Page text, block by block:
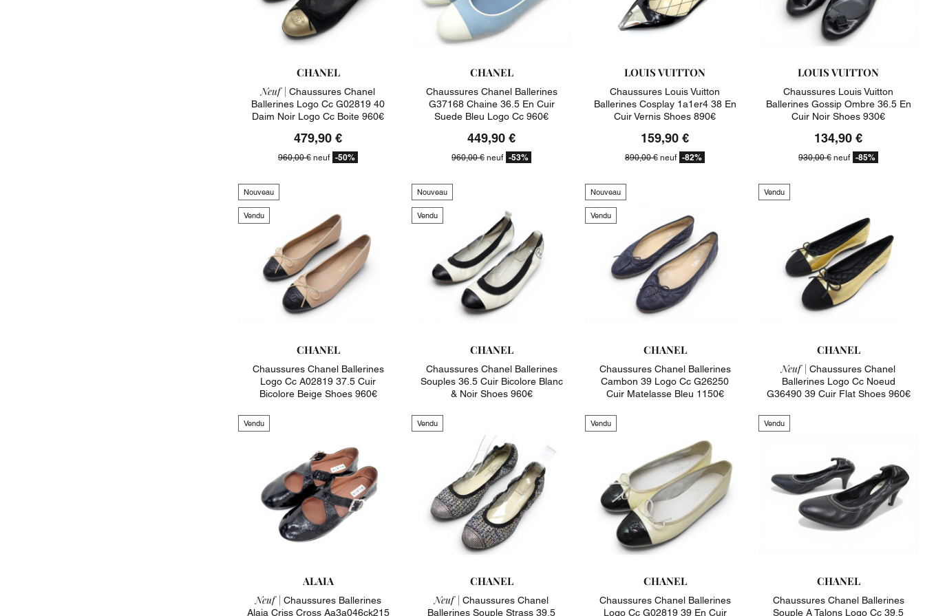
CHANEL
Neuf | Chaussures Chanel
Ballerines Logo Cc G02819 40
Daim Noir Logo Cc Boite 960€
479,90 €
960,00 € neuf -50%
CHANEL
Chaussures Chanel Ballerines
G37168 Chaine 36.5 En Cuir
Suede Bleu Logo Cc 960€
449,90 €
960,00 € neuf -53%
LOUIS VUITTON
Chaussures Louis Vuitton
Ballerines Cosplay 1a1er4 38 En
Cuir Vernis Shoes 890€
159,90 €
890,00 € neuf -82%
LOUIS VUITTON
Chaussures Louis Vuitton
Ballerines Gossip Ombre 36.5 En
Cuir Noir Shoes 930€
134,90 €
930,00 € neuf -85%
Nouveau
Vendu
CHANEL
Chaussures Chanel Ballerines
Logo Cc A02819 37.5 Cuir
Bicolore Beige Shoes 960€
Nouveau
Vendu
CHANEL
Chaussures Chanel Ballerines
Souples 36.5 Cuir Bicolore Blanc
& Noir Shoes 960€
Nouveau
Vendu
CHANEL
Chaussures Chanel Ballerines
Cambon 39 Logo Cc G26250
Cuir Matelasse Bleu 1150€
Vendu
CHANEL
Neuf | Chaussures Chanel
Ballerines Logo Cc Noeud
G36490 39 Cuir Flat Shoes 960€
Vendu
ALAIA
Neuf | Chaussures Ballerines
Alaia Criss Cross Aa3a046ck215
Vendu
CHANEL
Neuf | Chaussures Chanel
Ballerines Souple Strass 39.5
Vendu
CHANEL
Chaussures Chanel Ballerines
Logo Cc G02819 39 En Cuir
Vendu
CHANEL
Chaussures Chanel Ballerines
Souple A Talons Logo Cc 39.5